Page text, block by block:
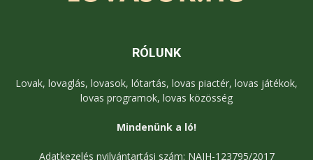
RÓLUNK
Lovak, lovaglás, lovasok, lótartás, lovas piactér, lovas játékok,
lovas programok, lovas közösség
Mindenünk a ló!
Adatkezelés nyilvántartási szám: NAIH-123795/2017